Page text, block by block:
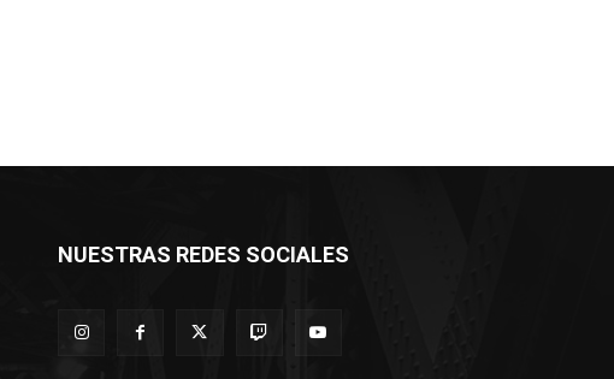
NUESTRAS REDES SOCIALES